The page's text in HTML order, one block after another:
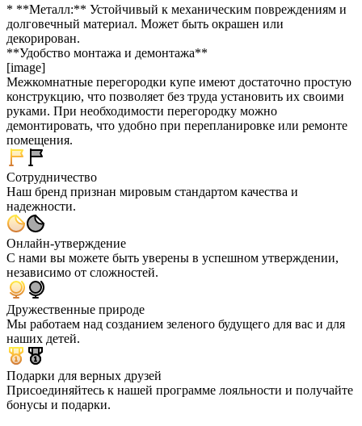
* **Металл:** Устойчивый к механическим повреждениям и
долговечный материал. Может быть окрашен или
декорирован.
**Удобство монтажа и демонтажа**
[image]
Межкомнатные перегородки купе имеют достаточно простую
конструкцию, что позволяет без труда установить их своими
руками. При необходимости перегородку можно
демонтировать, что удобно при перепланировке или ремонте
помещения.
Сотрудничество
Наш бренд признан мировым стандартом качества и
надежности.
Онлайн-утверждение
С нами вы можете быть уверены в успешном утверждении,
независимо от сложностей.
Дружественные природе
Мы работаем над созданием зеленого будущего для вас и для
наших детей.
Подарки для верных друзей
Присоединяйтесь к нашей программе лояльности и получайте
бонусы и подарки.